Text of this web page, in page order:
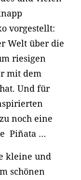
vorgestellt:
Welt über die
riesigen
mit dem
Und für
noch eine
Piñata …
kleine und
schönen